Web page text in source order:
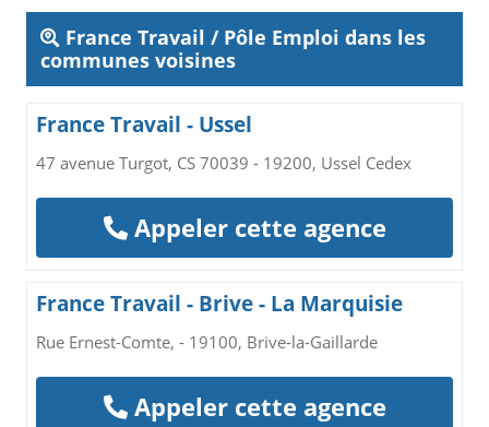
France Travail / Pôle Emploi dans les
communes voisines
France Travail - Ussel
47 avenue Turgot, CS 70039 - 19200, Ussel Cedex
Appeler cette agence
France Travail - Brive - La Marquisie
Rue Ernest-Comte, - 19100, Brive-la-Gaillarde
Appeler cette agence